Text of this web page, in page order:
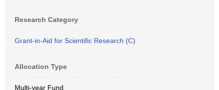
Research Category
Grant-in-Aid for Scientific Research (C)
Allocation Type
Multi-year Fund